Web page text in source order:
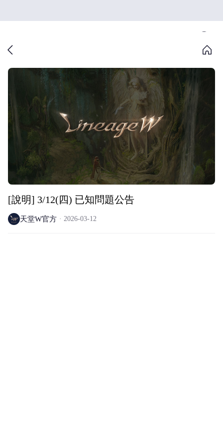
[說明] 3/12(四) 已知問題公告
天堂W官方 2026-03-12